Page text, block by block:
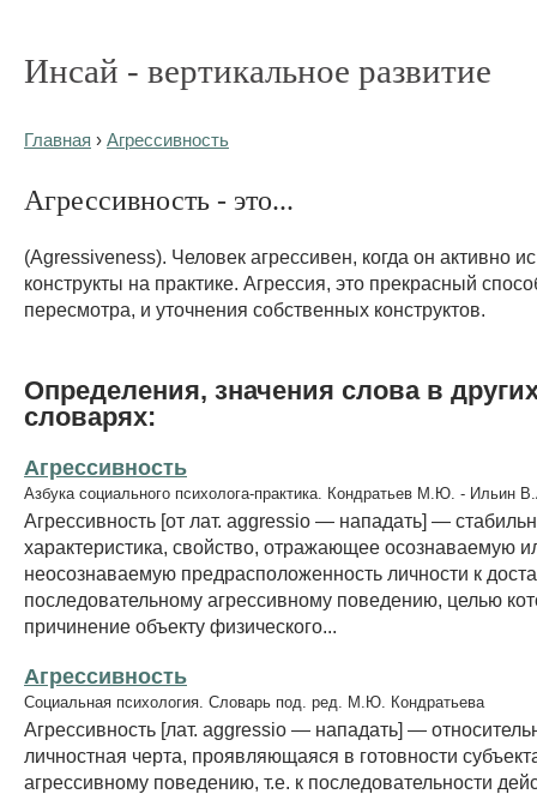
Инсай - вертикальное развитие
Главная › Агрессивность
Агрессивность - это...
(Agressiveness). Человек агрессивен, когда он активно
конструкты на практике. Агрессия, это прекрасный
пересмотра, и уточнения собственных конструктов.
Определения, значения слова в
словарях:
Агрессивность
Азбука социального психолога-практика. Кондратьев М.Ю. - Ильин
Агрессивность [от лат. aggressio — нападать] —
характеристика, свойство, отражающее осознаваемую
неосознаваемую предрасположенность личности к
последовательному агрессивному поведению, целью
причинение объекту физического...
Агрессивность
Социальная психология. Словарь под. ред. М.Ю. Кондратьева
Агрессивность [лат. aggressio — нападать] —
личностная черта, проявляющаяся в готовности
агрессивному поведению, т.е. к последовательности